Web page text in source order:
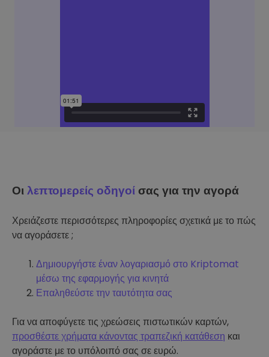
Οιλεπτομερείς οδηγοί σας για την αγορά
Χρειάζεστε περισσότερες πληροφορίες σχετικά με το πώς
να αγοράσετε ;
Δημιουργήστε έναν λογαριασμό στο Kriptomat
μέσω της εφαρμογής για κινητά
Επαληθεύστε την ταυτότητα σας
Για να αποφύγετε τις χρεώσεις πιστωτικών καρτών,
προσθέστε χρήματα κάνοντας τραπεζική κατάθεση και
αγοράστε με το υπόλοιπό σας σε ευρώ.